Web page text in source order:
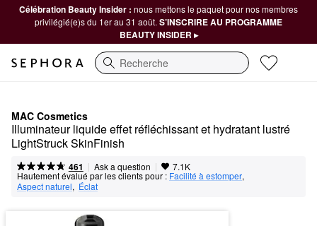
Célébration Beauty Insider : nous mettons le paquet pour nos membres
privilégié(e)s du 1er au 31 août. S’INSCRIRE AU PROGRAMME
BEAUTY INSIDER ▸
Recherche
MAC Cosmetics
Illuminateur liquide effet réfléchissant et hydratant lustré
LightStruck SkinFinish
461 | Ask a question | 7.1K
Hautement évalué par les clients pour : Facilité à estomper,
Aspect naturel, Éclat